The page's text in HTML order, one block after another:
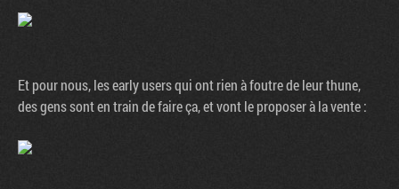
Et pour nous, les early users qui ont rien à foutre de leur thune,
des gens sont en train de faire ça, et vont le proposer à la vente :